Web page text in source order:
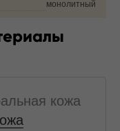
монолитный
кожа